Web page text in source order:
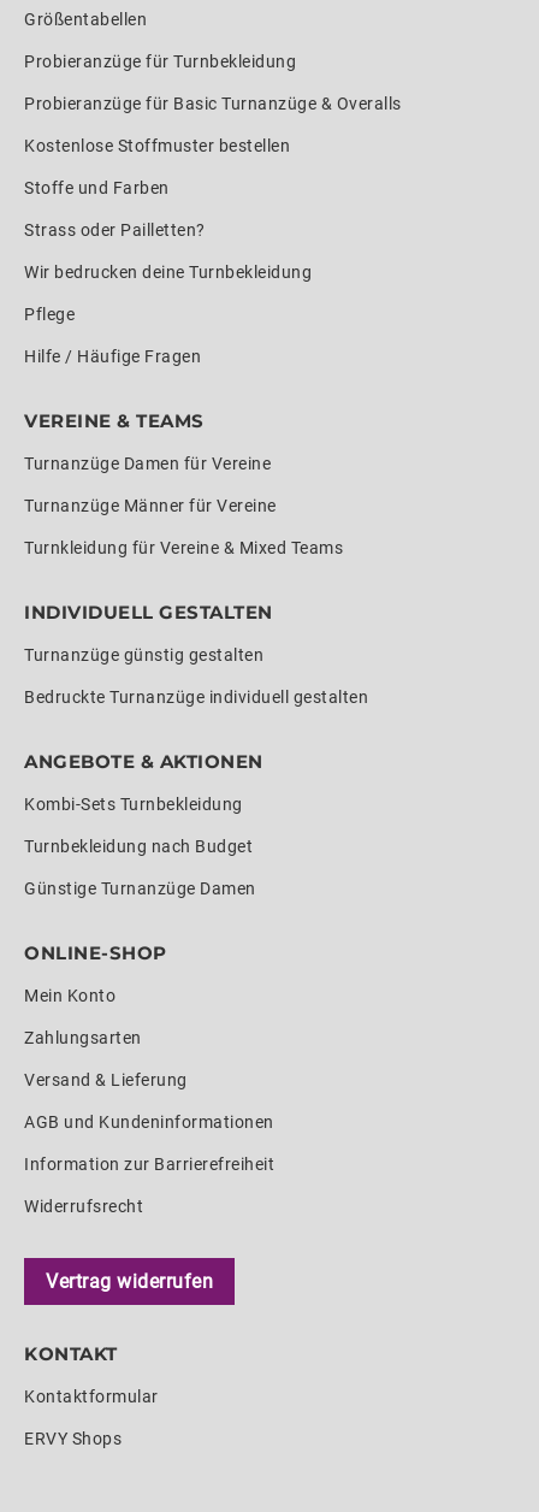
Größentabellen
Probieranzüge für Turnbekleidung
Probieranzüge für Basic Turnanzüge & Overalls
Kostenlose Stoffmuster bestellen
Stoffe und Farben
Strass oder Pailletten?
Wir bedrucken deine Turnbekleidung
Pflege
Hilfe / Häufige Fragen
VEREINE & TEAMS
Turnanzüge Damen für Vereine
Turnanzüge Männer für Vereine
Turnkleidung für Vereine & Mixed Teams
INDIVIDUELL GESTALTEN
Turnanzüge günstig gestalten
Bedruckte Turnanzüge individuell gestalten
ANGEBOTE & AKTIONEN
Kombi-Sets Turnbekleidung
Turnbekleidung nach Budget
Günstige Turnanzüge Damen
ONLINE-SHOP
Mein Konto
Zahlungsarten
Versand & Lieferung
AGB und Kundeninformationen
Information zur Barrierefreiheit
Widerrufsrecht
Vertrag widerrufen
KONTAKT
Kontaktformular
ERVY Shops